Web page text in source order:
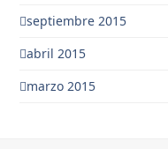
septiembre 2015
abril 2015
marzo 2015